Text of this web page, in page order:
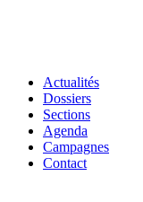
Actualités
Dossiers
Sections
Agenda
Campagnes
Contact